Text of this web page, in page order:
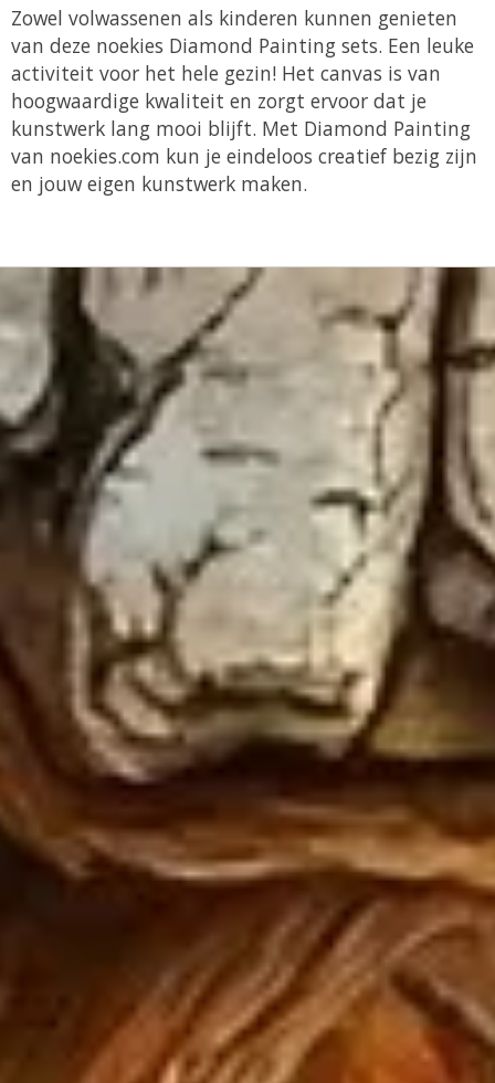
Zowel volwassenen als kinderen kunnen genieten
van deze noekies Diamond Painting sets. Een leuke
activiteit voor het hele gezin! Het canvas is van
hoogwaardige kwaliteit en zorgt ervoor dat je
kunstwerk lang mooi blijft. Met Diamond Painting
van noekies.com kun je eindeloos creatief bezig zijn
en jouw eigen kunstwerk maken.